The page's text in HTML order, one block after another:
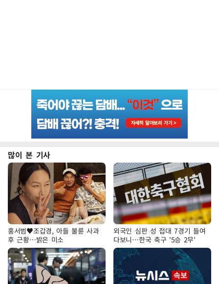
많이 본 기사
홍서범♥조갑경, 아들 불륜 사과
후 근황…밝은 미소
외국인 심판 성 접대 7경기 들여
다보니…한국 축구 '5승 2무'